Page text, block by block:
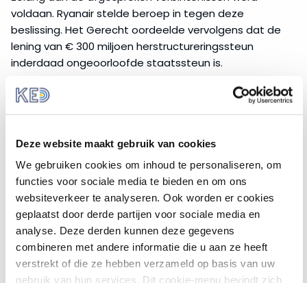
Deze website maakt gebruik van cookies
We gebruiken cookies om inhoud te personaliseren, om
functies voor sociale media te bieden en om ons
websiteverkeer te analyseren. Ook worden er cookies
geplaatst door derde partijen voor sociale media en
analyse. Deze derden kunnen deze gegevens
combineren met andere informatie die u aan ze heeft
verstrekt of die ze hebben verzameld op basis van uw
gebruik van hun services. Dit cookie-menu bevindt zich
voldaan. Ryanair stelde beroep in tegen deze
beslissing. Het Gerecht oordeelde vervolgens dat de
lening van € 300 miljoen herstructureringssteun
inderdaad ongeoorloofde staatssteun is.
Het Gerecht handhaaft het oordeel van de
Commissie dat de verkoop van activa geen
met de marktprijs overeenstemt en de verbintenissen
Europese Commissie, 11
december 2007. Glazvezelnet
Citynet Amsterdam
Zaak C-53/2006
. Volgens de Europese Commissie
investeerde de gemeente Amsterdam bij investering